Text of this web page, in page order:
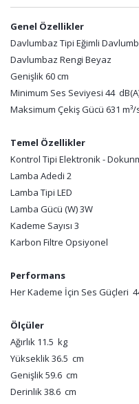
Genel Özellikler
Davlumbaz Tipi Eğimli
Davlumbaz Rengi Beyaz
Genişlik 60 cm
Minimum Ses Seviyesi 44
Maksimum Çekiş Gücü 631 m³/
Temel Özellikler
Kontrol Tipi Elektronik -
Lamba Adedi 2
Lamba Tipi LED
Lamba Gücü (W) 3W
Kademe Sayısı 3
Karbon Filtre Opsiyonel
Performans
Her Kademe İçin Ses Güçleri
Ölçüler
Ağırlık 11.5 kg
Yükseklik 36.5 cm
Genişlik 59.6 cm
Derinlik 38.6 cm